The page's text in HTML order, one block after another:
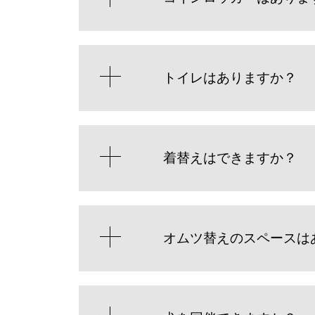
トイレはありますか？
着替えはできますか？
オムツ替えのスペースは